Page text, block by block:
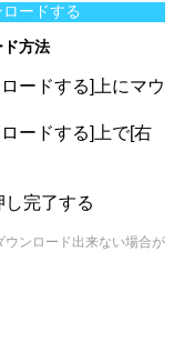
ードする
方法
ードする]上にマウ
ードする]上で[右
完了する
ウンロード出来ない場合が